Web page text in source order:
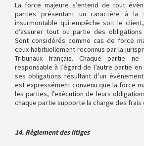
La force majeure s’entend de tout
parties présentant un caractère à la
insurmontable qui empêche soit le
d’assurer tout ou partie des
Sont considérés comme cas de force
ceux habituellement reconnus par la
Tribunaux français. Chaque partie
responsable à l’égard de l’autre partie
ses obligations résultant d’un
est expressément convenu que la force
les parties, l’exécution de leurs
chaque partie supporte la charge des frais
14. Règlement des litiges